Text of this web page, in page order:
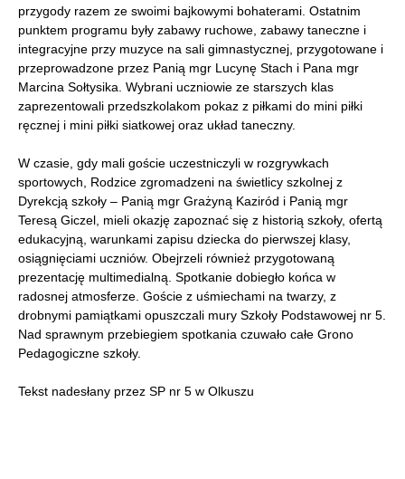
przygody razem ze swoimi bajkowymi bohaterami. Ostatnim
punktem programu były zabawy ruchowe, zabawy taneczne i
integracyjne przy muzyce na sali gimnastycznej, przygotowane i
przeprowadzone przez Panią mgr Lucynę Stach i Pana mgr
Marcina Sołtysika. Wybrani uczniowie ze starszych klas
zaprezentowali przedszkolakom pokaz z piłkami do mini piłki
ręcznej i mini piłki siatkowej oraz układ taneczny.
W czasie, gdy mali goście uczestniczyli w rozgrywkach
sportowych, Rodzice zgromadzeni na świetlicy szkolnej z
Dyrekcją szkoły – Panią mgr Grażyną Kaziród i Panią mgr
Teresą Giczel, mieli okazję zapoznać się z historią szkoły, ofertą
edukacyjną, warunkami zapisu dziecka do pierwszej klasy,
osiągnięciami uczniów. Obejrzeli również przygotowaną
prezentację multimedialną. Spotkanie dobiegło końca w
radosnej atmosferze. Goście z uśmiechami na twarzy, z
drobnymi pamiątkami opuszczali mury Szkoły Podstawowej nr 5.
Nad sprawnym przebiegiem spotkania czuwało całe Grono
Pedagogiczne szkoły.
Tekst nadesłany przez SP nr 5 w Olkuszu